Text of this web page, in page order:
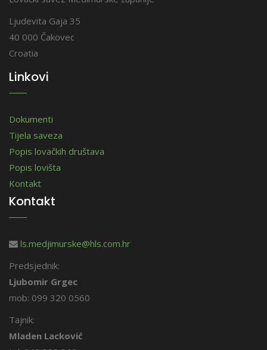
Ljudevita Gaja 35
40 000 Čakovec
Croatia
Linkovi
Dokumenti
Tijela saveza
Popis lovačkih društava
Popis lovišta
Kontakt
Kontakt
ls.medjimurske@hls.com.hr
Predsjednik:
Ljubomir Grgec
mob: 099 320 0560
Tajnik:
Mladen Lacković